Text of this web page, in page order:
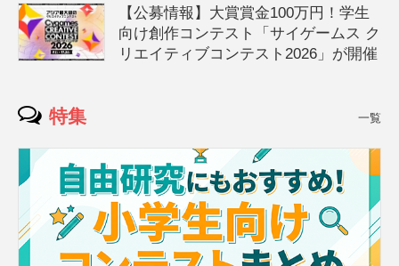
【公募情報】大賞賞金100万円！学生
向け創作コンテスト「サイゲームス ク
リエイティブコンテスト2026」が開催
特集 一覧